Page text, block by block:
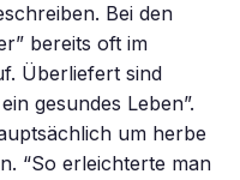
Bei den
bereits oft im
Überliefert sind
gesundes Leben”.
um herbe
“So erleichterte man